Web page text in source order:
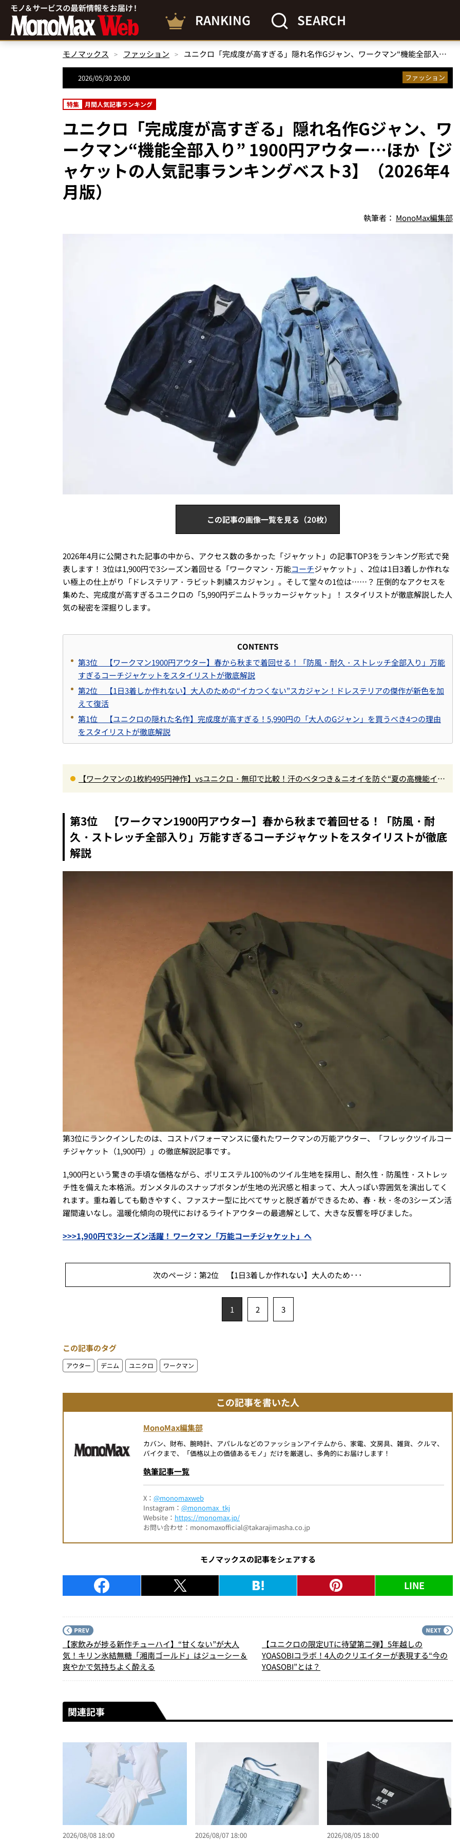
RANKING SEARCH
モノマックス ファッション ユニクロ「完成度が高すぎる」隠れ名作Gジャン、ワークマン“機能全部入り” 1900円アウター…ほか【ジャケットの人気記事ランキングベスト3】（2026年4月版）
2026/05/30 20:00 ファッション
特集 月間人気記事ランキング
ユニクロ「完成度が高すぎる」隠れ名作Gジャン、ワ
ークマン“機能全部入り” 1900円アウター…ほか【ジ
ャケットの人気記事ランキングベスト3】（2026年4
月版）
執筆者： MonoMax編集部
この記事の画像一覧を見る（20枚）
2026年4月に公開された記事の中から、アクセス数の多かった「ジャケット」の記事TOP3をランキング形式で発
表します！ 3位は1,900円で3シーズン着回せる「ワークマン・万能コーチジャケット」、2位は1日3着しか作れな
い極上の仕上がり「ドレステリア・ラビット刺繍スカジャン」。そして堂々の1位は……？ 圧倒的なアクセスを
集めた、完成度が高すぎるユニクロの「5,990円デニムトラッカージャケット」！ スタイリストが徹底解説した人
気の秘密を深掘りします。
CONTENTS
第3位 【ワークマン1900円アウター】春から秋まで着回せる！「防風・耐久・ストレッチ全部入り」万能
すぎるコーチジャケットをスタイリストが徹底解説
第2位 【1日3着しか作れない】大人のための“イカつくない”スカジャン！ドレステリアの傑作が新色を加
えて復活
第1位 【ユニクロの隠れた名作】完成度が高すぎる！5,990円の「大人のGジャン」を買うべき4つの理由
をスタイリストが徹底解説
【ワークマンの1枚約495円神作】vsユニクロ・無印で比較！汗のベタつき＆ニオイを防ぐ“夏の高機能イン
第3位 【ワークマン1900円アウター】春から秋まで着回せる！「防風・耐
久・ストレッチ全部入り」万能すぎるコーチジャケットをスタイリストが徹底
解説
第3位にランクインしたのは、コストパフォーマンスに優れたワークマンの万能アウター、「フレックツイルコー
チジャケット（1,900円）」の徹底解説記事です。
1,900円という驚きの手頃な価格ながら、ポリエステル100％のツイル生地を採用し、耐久性・防風性・ストレッ
チ性を備えた本格派。ガンメタルのスナップボタンが生地の光沢感と相まって、大人っぽい雰囲気を演出してく
れます。重ね着しても動きやすく、ファスナー型に比べてサッと脱ぎ着ができるため、春・秋・冬の3シーズン活
躍間違いなし。温暖化傾向の現代におけるライトアウターの最適解として、大きな反響を呼びました。
>>>1,900円で3シーズン活躍！ ワークマン「万能コーチジャケット」へ
次のページ：第2位 【1日3着しか作れない】大人のため･･･
1 2 3
この記事のタグ
アウター デニム ユニクロ ワークマン
この記事を書いた人
MonoMax編集部
カバン、財布、腕時計、アパレルなどのファッションアイテムから、家電、文房具、雑貨、クルマ、
バイクまで、「価格以上の価値あるモノ」だけを厳選し、多角的にお届けします！
執筆記事一覧
X： @monomaxweb
Instagram： @monomax_tkj
Website： https://monomax.jp/
お問い合わせ：monomaxofficial@takarajimasha.co.jp
モノマックスの記事をシェアする
LINE
【家飲みが捗る新作チューハイ】“甘くない”が大人
気！キリン氷結無糖「湘南ゴールド」はジューシー＆
爽やかで気持ちよく酔える
【ユニクロの限定UTに待望第二弾】5年越しの
YOASOBIコラボ！4人のクリエイターが表現する“今の
YOASOBI”とは？
関連記事
2026/08/08 18:00 2026/08/07 18:00 2026/08/05 18:00